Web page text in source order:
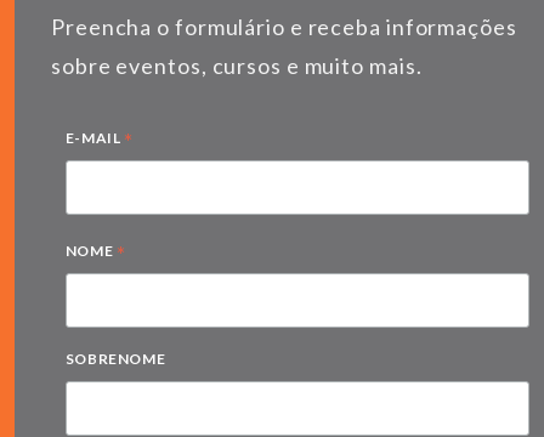
Preencha o formulário e receba informações
sobre eventos, cursos e muito mais.
E-MAIL *
NOME *
SOBRENOME